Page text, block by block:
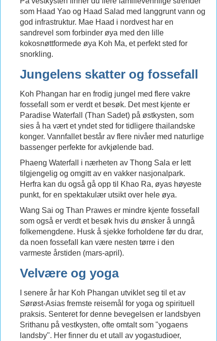
som Haad Yao og Haad Salad med langgrunt vann og
god infrastruktur. Mae Haad i nordvest har en
sandrevel som forbinder øya med den lille
kokosnøttformede øya Koh Ma, et perfekt sted for
snorkling.
Jungelens skatter og fossefall
Koh Phangan har en frodig jungel med flere vakre
fossefall som er verdt et besøk. Det mest kjente er
Paradise Waterfall (Than Sadet) på østkysten, som
sies å ha vært et yndet sted for tidligere thailandske
konger. Vannfallet består av flere nivåer med naturlige
bassenger perfekte for avkjølende bad.
Phaeng Waterfall i nærheten av Thong Sala er lett
tilgjengelig og omgitt av en vakker nasjonalpark.
Herfra kan du også gå opp til Khao Ra, øyas høyeste
punkt, for en spektakulær utsikt over hele øya.
Wang Sai og Than Prawes er mindre kjente fossefall
som også er verdt et besøk hvis du ønsker å unngå
folkemengdene. Husk å sjekke forholdene før du drar,
da noen fossefall kan være nesten tørre i den
varmeste årstiden (mars-april).
Velvære og yoga
I senere år har Koh Phangan utviklet seg til et av
Sørøst-Asias fremste reisemål for yoga og spirituell
praksis. Senteret for denne bevegelsen er landsbyen
Srithanu på vestkysten, ofte omtalt som "yogaens
landsby". Her finner du et utall av yogastudioer,